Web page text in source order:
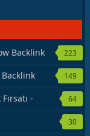
Backlink
223
149
-
64
30